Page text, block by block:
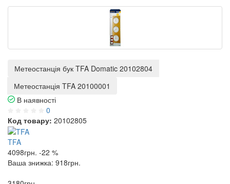
Метеостанція бук TFA Domatic 20102804
Метеостанція TFA 20100001
В наявності
0
Код товару: 20102805
TFA
4098грн. -22 %
Ваша знижка: 918грн.